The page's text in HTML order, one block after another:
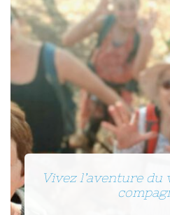
Vivez l’aventure du